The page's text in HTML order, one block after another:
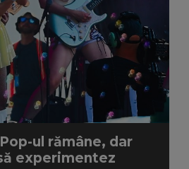
ul rămâne, dar
experimentez